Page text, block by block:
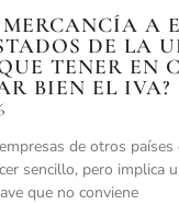
A
DE LA
TENER EN
BIEN EL IVA?
de otros
sencillo, pero implica
que no conviene